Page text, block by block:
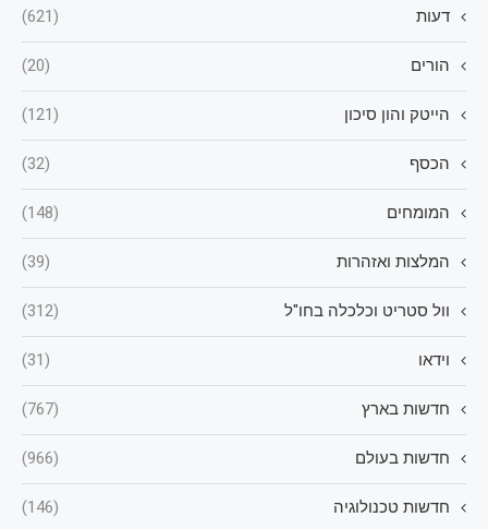
דעות (621)
הורים (20)
הייטק והון סיכון (121)
הכסף (32)
המומחים (148)
המלצות ואזהרות (39)
וול סטריט וכלכלה בחו"ל (312)
וידאו (31)
חדשות בארץ (767)
חדשות בעולם (966)
חדשות טכנולוגיה (146)